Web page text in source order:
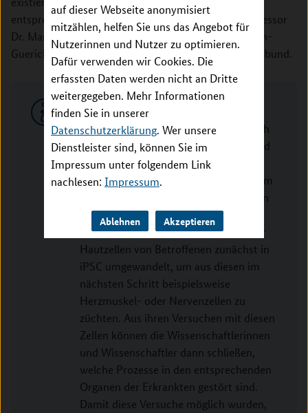
auf dieser Webseite anonymisiert
mitzählen, helfen Sie uns das Angebot für
Nutzerinnen und Nutzer zu optimieren.
Dafür verwenden wir Cookies. Die
erfassten Daten werden nicht an Dritte
weitergegeben. Mehr Informationen
finden Sie in unserer
Datenschutzerklärung. Wer unsere
Dienstleister sind, können Sie im
Impressum unter folgendem Link
nachlesen: Impressum.
Ablehnen Akzeptieren
entsprechenden Krankheitsmodellen“, erläutert Professor
Dr. Martin Zenker. Der Humangenetiker der Otto-von-
Guericke-Universität Magdeburg koordiniert den Verbund.
GeNeRARe-Verbund
Die experimentellen Arbeiten des durch
das Bundesministerium für Bildung und
Forschung (BMBF) geförderten
GeNeRARe-Verbundes werden zu einem
großen Teil an sogenannten induzierten
pluripotenten Stammzellen (iPSC)
durchgeführt. Dafür werden Blut- oder
Hautzellen von Betroffenen zunächst in
iPSC umgewandelt, um aus diesen im
nächsten Schritt beispielsweise
Herzmuskel- oder Nervenzellen zu
züchten. Aus ihren Versuchen mit diesen
Zellen können die Wissenschaftlerinnen
und Wissenschaftler dann schließen,
welche Prozesse in den entsprechenden
Organen der Erkrankten gestört sind.
Damit diese Versuche möglich wurden,